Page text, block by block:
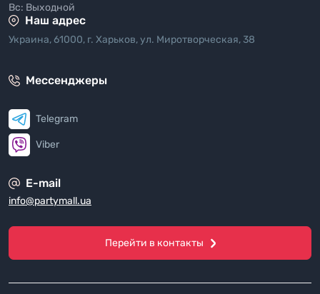
Вс: Выходной
Наш адрес
Украина, 61000, г. Харьков, ул. Миротворческая, 38
Мессенджеры
Telegram
Viber
E-mail
info@partymall.ua
Перейти в контакты